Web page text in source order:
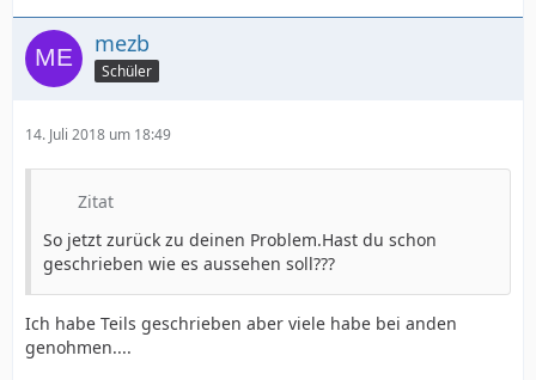
mezb
Schüler
14. Juli 2018 um 18:49
Zitat
So jetzt zurück zu deinen Problem.Hast du schon
geschrieben wie es aussehen soll???
Ich habe Teils geschrieben aber viele habe bei anden
genohmen....